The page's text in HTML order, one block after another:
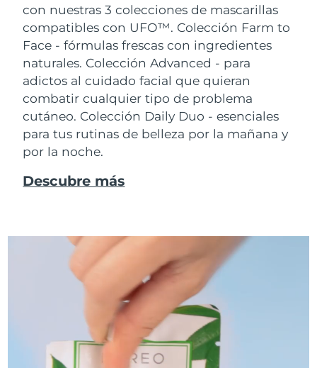
con nuestras 3 colecciones de mascarillas
compatibles con UFO™. Colección Farm to
Face - fórmulas frescas con ingredientes
naturales. Colección Advanced - para
adictos al cuidado facial que quieran
combatir cualquier tipo de problema
cutáneo. Colección Daily Duo - esenciales
para tus rutinas de belleza por la mañana y
por la noche.
Descubre más